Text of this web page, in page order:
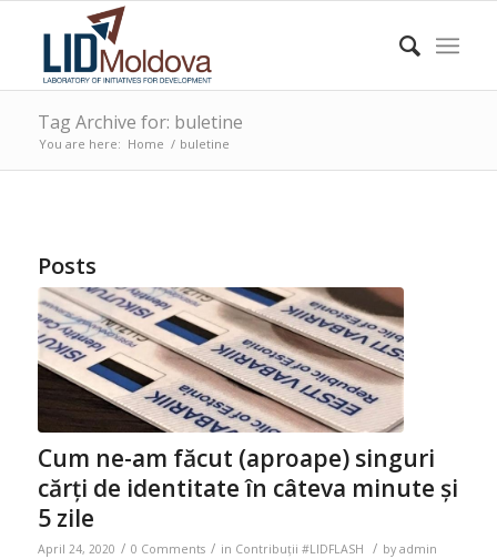
Tag Archive for: buletine
You are here: Home / buletine
Posts
Cum ne-am făcut (aproape) singuri
cărți de identitate în câteva minute și
5 zile
April 24, 2020 / 0 Comments / in Contribuții #LIDFLASH / by admin